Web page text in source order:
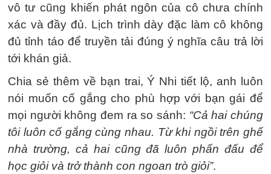
vô tư cũng khiến phát ngôn của cô chưa chính
xác và đầy đủ. Lịch trình dày đặc làm cô không
đủ tỉnh táo để truyền tải đúng ý nghĩa câu trả lời
tới khán giả.
Chia sẻ thêm về bạn trai, Ý Nhi tiết lộ, anh luôn
nói muốn cố gắng cho phù hợp với bạn gái để
mọi người không đem ra so sánh: “Cả hai chúng
tôi luôn cố gắng cùng nhau. Từ khi ngồi trên ghế
nhà trường, cả hai cũng đã luôn phấn đấu để
học giỏi và trở thành con ngoan trò giỏi”.